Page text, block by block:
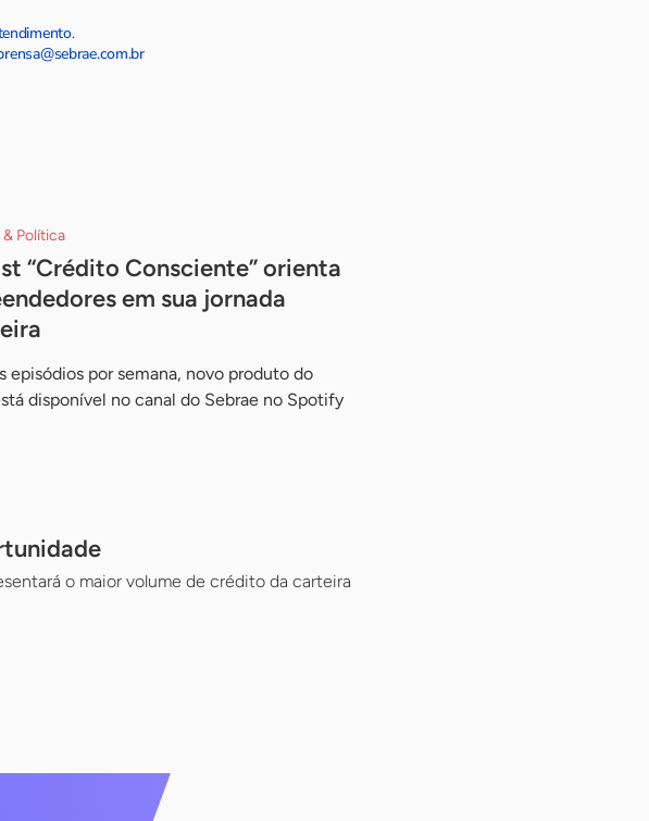
.
Política
“Crédito Consciente” orienta
em sua jornada
episódios por semana, novo produto do
disponível no canal do Sebrae no Spotify
o maior volume de crédito da carteira